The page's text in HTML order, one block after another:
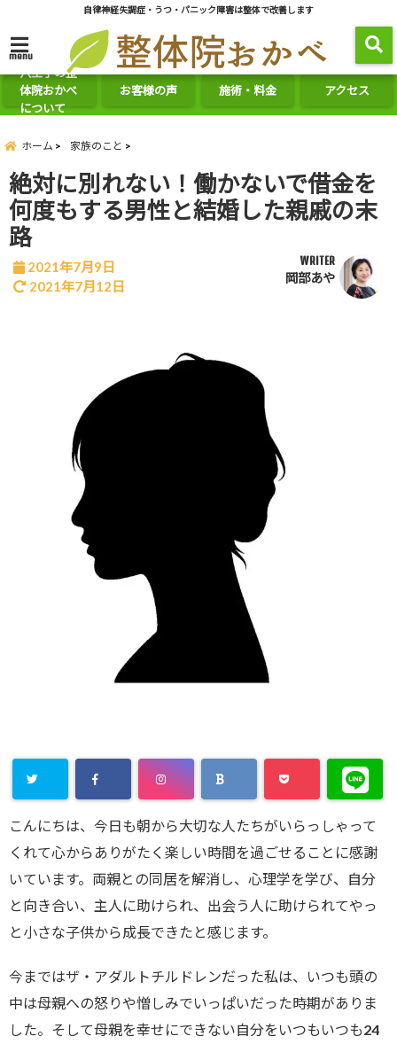
自律神経失調症・うつ・パニック障害は整体で改善します
menu
八王子の整
体院おかべ
について
お客様の声 施術・料金 アクセス
ホーム 家族のこと
絶対に別れない！働かないで借金を
何度もする男性と結婚した親戚の末
路
2021年7月9日
2021年7月12日
WRITER
岡部あや
こんにちは、今日も朝から大切な人たちがいらっしゃって
くれて心からありがたく楽しい時間を過ごせることに感謝
いています。両親との同居を解消し、心理学を学び、自分
と向き合い、主人に助けられ、出会う人に助けられてやっ
と小さな子供から成長できたと感じます。
今まではザ・アダルトチルドレンだった私は、いつも頭の
中は母親への怒りや憎しみでいっぱいだった時期がありま
した。そして母親を幸せにできない自分をいつもいつも24